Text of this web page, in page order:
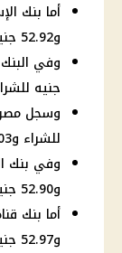
و52.92 جنيه للبيع.
جنيه للشراء و52.92
للشراء و53.03 جنيه للبيع.
و52.90 جنيه للبيع.
و52.97 جنيه للبيع.